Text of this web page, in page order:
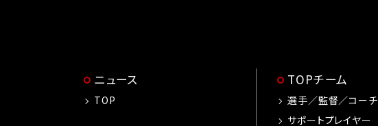
ニュース
TOP
TOPチーム
選手／監督／コーチ
サポートプレイヤー